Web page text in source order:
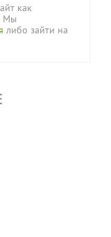
как
Мы
либо зайти на